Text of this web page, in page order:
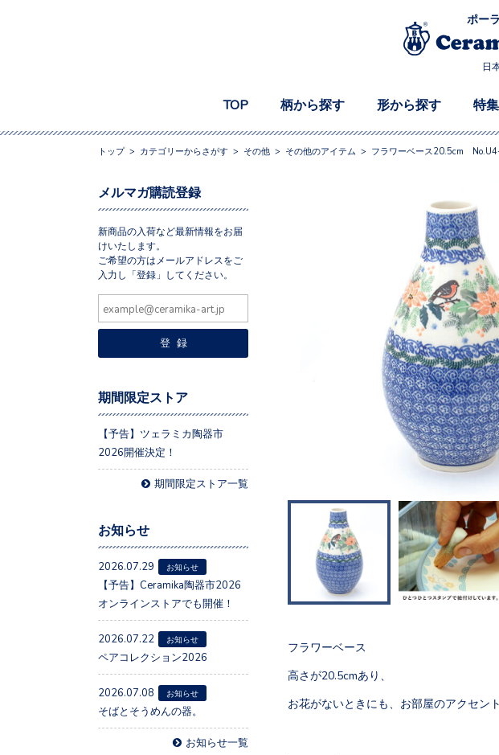
ポー
日
TOP 柄から探す 形から探す 特集
トップ> カテゴリーからさがす > その他 > その他のアイテム > フラワーベース20.5cm
フラワーベース
高さが20.5cmあり、
お花がないときにも、お部屋のアクセン
メルマガ購読登録
新商品の入荷など最新情報をお届
けいたします。
ご希望の方はメールアドレスをご
入力し「登録」してください。
期間限定ストア
【予告】ツェラミカ陶器市
2026開催決定！
期間限定ストア一覧
お知らせ
2026.07.29 お知らせ
【予告】Ceramika陶器市2026
オンラインストアでも開催！
2026.07.22 お知らせ
ペアコレクション2026
2026.07.08 お知らせ
そばとそうめんの器。
お知らせ一覧